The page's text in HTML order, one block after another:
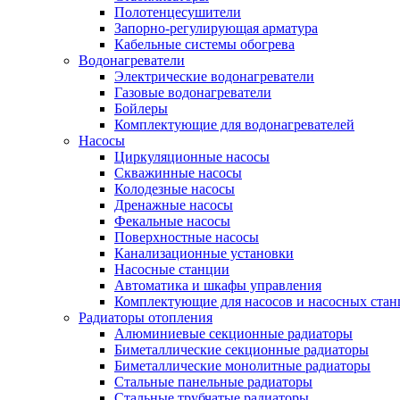
Полотенцесушители
Запорно-регулирующая арматура
Кабельные системы обогрева
Водонагреватели
Электрические водонагреватели
Газовые водонагреватели
Бойлеры
Комплектующие для водонагревателей
Насосы
Циркуляционные насосы
Скважинные насосы
Колодезные насосы
Дренажные насосы
Фекальные насосы
Поверхностные насосы
Канализационные установки
Насосные станции
Автоматика и шкафы управления
Комплектующие для насосов и насосных
Радиаторы отопления
Алюминиевые секционные радиаторы
Биметаллические секционные радиаторы
Биметаллические монолитные радиаторы
Стальные панельные радиаторы